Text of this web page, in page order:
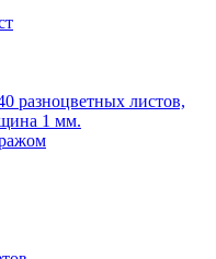
разноцветных листов,
1 мм.